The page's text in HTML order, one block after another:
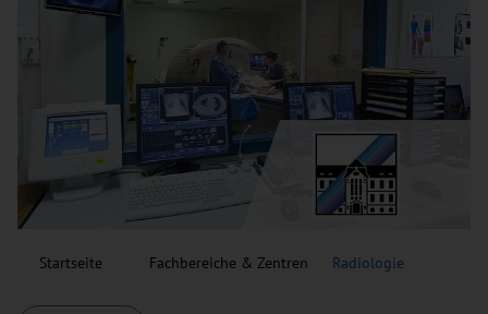
Startseite Fachbereiche & Zentren Radiologie